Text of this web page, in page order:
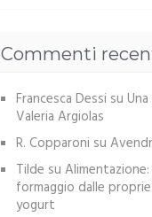
Commenti
Francesca Dessi su
Valeria Argiolas
R. Copparoni su
Tilde su
formaggio dalle
yogurt